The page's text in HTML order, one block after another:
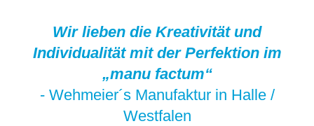
Wir lieben die Kreativität und
Individualität mit der Perfektion im
„manu factum“
- Wehmeier´s Manufaktur in Halle /
Westfalen